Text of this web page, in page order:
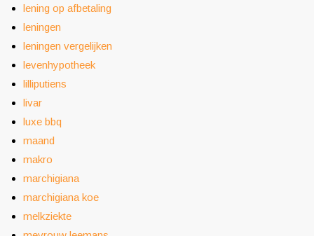
lening op afbetaling
leningen
leningen vergelijken
levenhypotheek
lilliputiens
livar
luxe bbq
maand
makro
marchigiana
marchigiana koe
melkziekte